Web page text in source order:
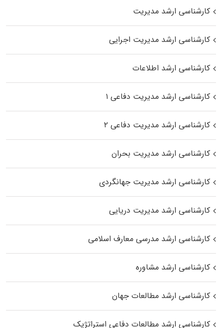
کارشناسی ارشد مدیریت
کارشناسی ارشد مدیریت اجرایی
کارشناسی ارشد اطلاعات
کارشناسی ارشد مدیریت دفاعی ۱
کارشناسی ارشد مدیریت دفاعی ۲
کارشناسی ارشد مدیریت بحران
کارشناسی ارشد مدیریت جهانگردی
کارشناسی ارشد مدیریت دریایی
کارشناسی ارشد مدرسی معارف اسلامی
کارشناسی ارشد مشاوره
کارشناسی ارشد مطالعات جهان
کارشناسی ارشد مطالعات دفاعی استراتژیک